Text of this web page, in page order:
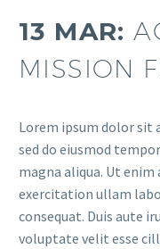
13 MAR:
MISSION
Lorem ipsum dolor sit
sed do eiusmod
magna aliqua. Ut
exercitation ullam
consequat. Duis aute
voluptate velit esse